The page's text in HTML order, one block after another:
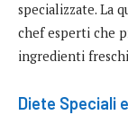
specializzate. La
chef esperti che
ingredienti
Diete Speciali